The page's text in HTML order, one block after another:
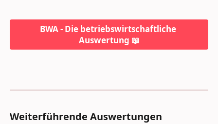
BWA - Die betriebswirtschaftliche
Auswertung 📖
Weiterführende Auswertungen